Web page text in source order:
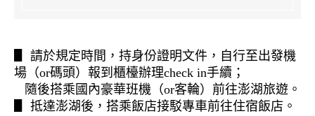
請於規定時間，持身份證明文件，自行至出發機
場（or碼頭）報到櫃檯辦理check in手續；
隨後搭乘國內豪華班機（or客輪）前往澎湖旅遊 。
抵達澎湖後， 搭乘飯店接駁專車前往住宿飯店。